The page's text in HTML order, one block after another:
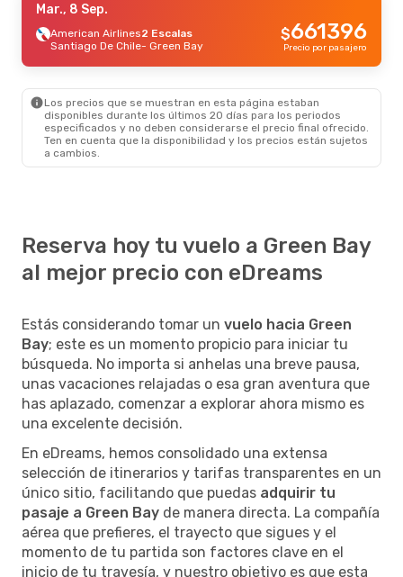
Dom., 25 Oct.
American Airlines2 Escalas
Santiago De Chile- Green Bay
Green Bay- Santiago De Chile
1169815
Mar., 25 Ago.- Dom., 30 Ago.
American Airlines 2 Escalas
Santiago De Chile
- Green Bay
1298249
$
Mar., 8 Sep.
American Airlines2 Escalas
Santiago De Chile- Green Bay
661396
$
Precio por pasajero
Los precios que se muestran en esta página estaban
disponibles durante los últimos 20 días para los periodos
especificados y no deben considerarse el precio final ofrecido.
Ten en cuenta que la disponibilidad y los precios están sujetos
a cambios.
Reserva hoy tu vuelo a Green Bay
al mejor precio con eDreams
Estás considerando tomar un vuelo hacia Green
Bay; este es un momento propicio para iniciar tu
búsqueda. No importa si anhelas una breve pausa,
unas vacaciones relajadas o esa gran aventura que
has aplazado, comenzar a explorar ahora mismo es
una excelente decisión.
En eDreams, hemos consolidado una extensa
selección de itinerarios y tarifas transparentes en un
único sitio, facilitando que puedas adquirir tu
pasaje a Green Bay de manera directa. La compañía
aérea que prefieres, el trayecto que sigues y el
momento de tu partida son factores clave en el
inicio de tu travesía, y nuestro objetivo es que esta